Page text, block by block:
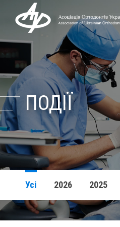
ПОДІЇ
Усі 2026 2025